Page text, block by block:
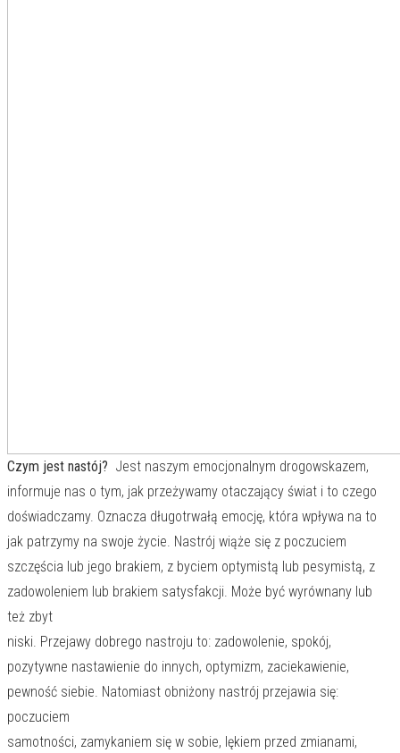
Czym jest nastój? Jest naszym emocjonalnym drogowskazem,
informuje nas o tym, jak przeżywamy otaczający świat i to czego
doświadczamy. Oznacza długotrwałą emocję, która wpływa na to
jak patrzymy na swoje życie. Nastrój wiąże się z poczuciem
szczęścia lub jego brakiem, z byciem optymistą lub pesymistą, z
zadowoleniem lub brakiem satysfakcji. Może być wyrównany lub
też zbyt
niski. Przejawy dobrego nastroju to: zadowolenie, spokój,
pozytywne nastawienie do innych, optymizm, zaciekawienie,
pewność siebie. Natomiast obniżony nastrój przejawia się:
poczuciem
samotności, zamykaniem się w sobie, lękiem przed zmianami,